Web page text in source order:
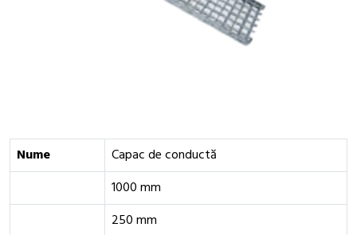
Nume
Capac de conductă
1000 mm
250 mm